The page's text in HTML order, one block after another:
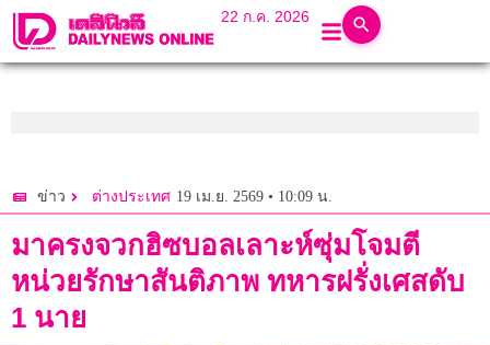
22 ก.ค. 2026
ข่าว ต่างประเทศ 19 เม.ย. 2569 • 10:09 น.
มาครงจวกฮิซบอลเลาะห์ซุ่มโจมตี
หน่วยรักษาสันติภาพ ทหารฝรั่งเศสดับ
1 นาย